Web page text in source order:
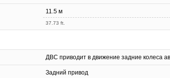
11.5 м
37.73 ft.
ДВС приводит в движение задние колеса
Задний привод